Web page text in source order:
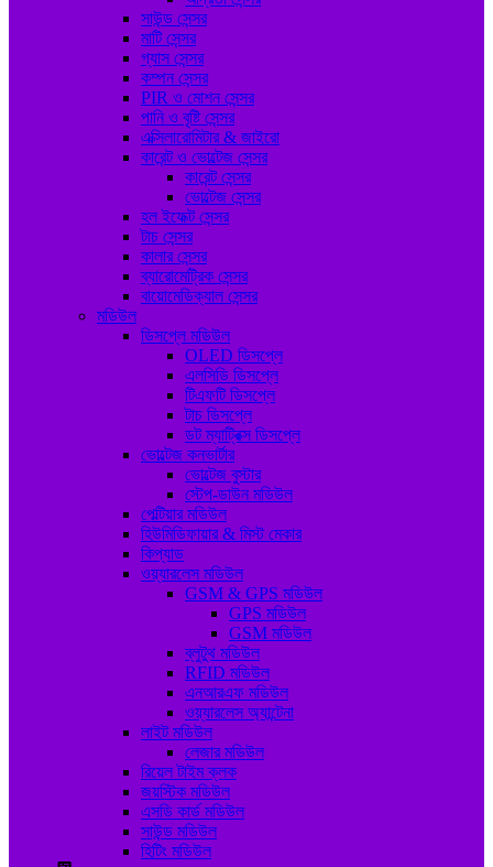
সাউন্ড সেন্সর
মাটি সেন্সর
গ্যাস সেন্সর
কম্পন সেন্সর
PIR ও মোশন সেন্সর
পানি ও বৃষ্টি সেন্সর
এক্সিলারোমিটার & জাইরো
কারেন্ট ও ভোল্টেজ সেন্সর
কারেন্ট সেন্সর
ভোল্টেজ সেন্সর
হল ইফেক্ট সেন্সর
টাচ সেন্সর
কালার সেন্সর
ব্যারোমেট্রিক সেন্সর
বায়োমেডিক্যাল সেন্সর
মডিউল
ডিসপ্লে মডিউল
OLED ডিসপ্লে
এলসিডি ডিসপ্লে
টিএফটি ডিসপ্লে
টাচ ডিসপ্লে
ডট ম্যাট্রিক্স ডিসপ্লে
ভোল্টেজ কনভার্টার
ভোল্টেজ বুস্টার
স্টেপ-ডাউন মডিউল
পেল্টিয়ার মডিউল
হিউমিডিফায়ার & মিস্ট মেকার
কিপ্যাড
ওয়্যারলেস মডিউল
GSM & GPS মডিউল
GPS মডিউল
GSM মডিউল
ব্লুটুথ মডিউল
RFID মডিউল
এনআরএফ মডিউল
ওয়্যারলেস অ্যান্টেনা
লাইট মডিউল
লেজার মডিউল
রিয়েল টাইম ক্লক
জয়স্টিক মডিউল
এসডি কার্ড মডিউল
সাউন্ড মডিউল
হিটিং মডিউল